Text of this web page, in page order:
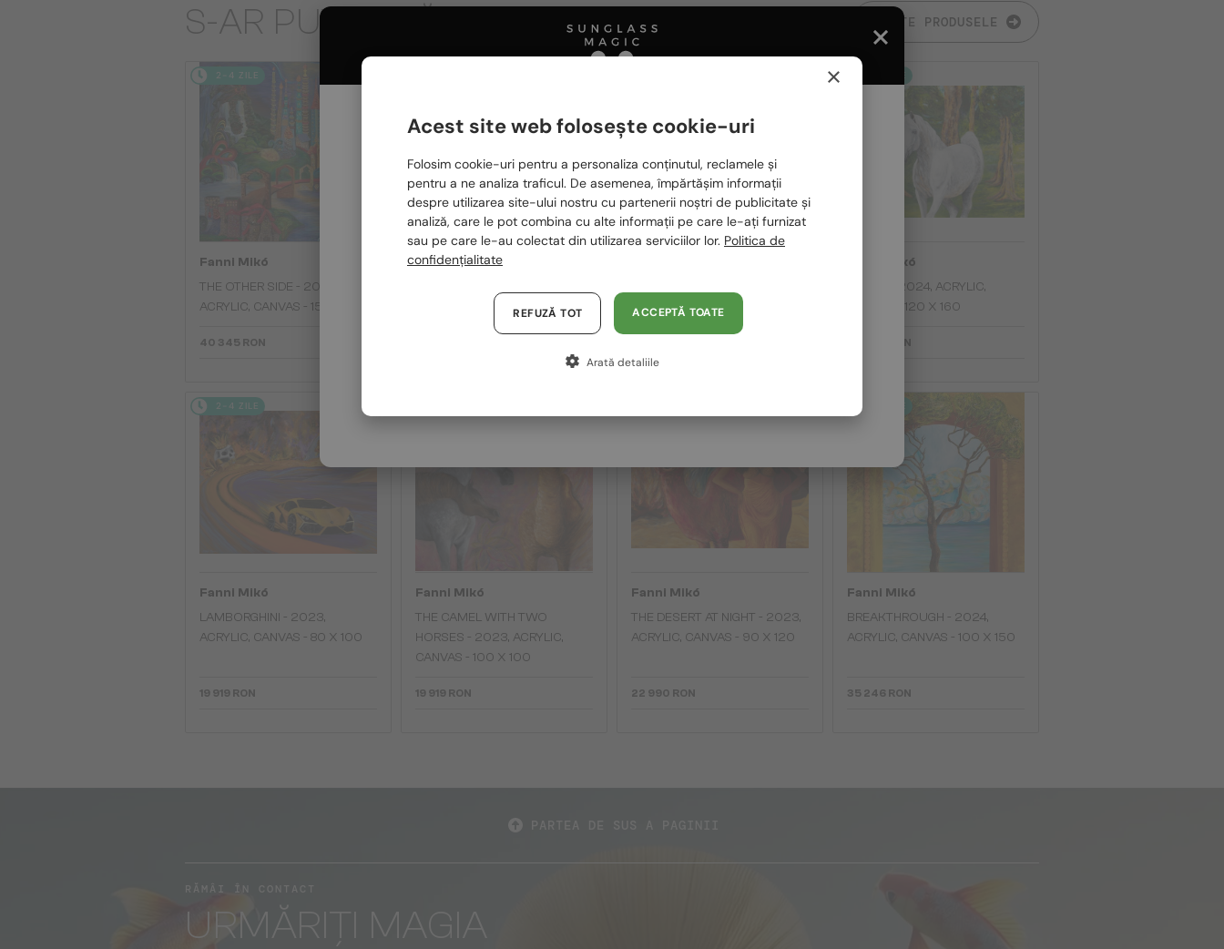
S-AR PUTEA SĂ FIȚI INTERESAȚI ȘI DE TOATE PRODUSELE
2-4 ZILE
Fanni Mikó
THE OTHER SIDE - 2024,
ACRYLIC, CANVAS - 150 x 100
40 345 RON
Fanni Mikó
ACRYLIC, CANVAS - 100 X 120
CANVAS - 100 X 100
Fanni Mikó
HORSE - 2024, ACRYLIC,
CANVAS - 120 X 160
22 990 RON
2-4 ZILE
Fanni Mikó
LAMBORGHINI - 2023,
ACRYLIC, CANVAS - 80 X 100
19 919 RON
Fanni Mikó
THE CAMEL WITH TWO
HORSES - 2023, ACRYLIC,
CANVAS - 100 X 100
19 919 RON
Fanni Mikó
THE DESERT AT NIGHT - 2023,
ACRYLIC, CANVAS - 90 X 120
22 990 RON
Fanni Mikó
BREAKTHROUGH - 2024,
ACRYLIC, CANVAS - 100 X 150
35 246 RON
RĂMÂI ÎN CONTACT
URMĂRIȚI MAGIA
Te rugăm să alegi din listă țara potrivită pentru tine:
România / RO
Polska / PL
Magyarország / HU
Austria / AT
×
Acest site web folosește cookie-uri
Folosim cookie-uri pentru a personaliza conținutul, reclamele și
pentru a ne analiza traficul. De asemenea, împărtășim informații
despre utilizarea site-ului nostru cu partenerii noștri de publicitate și
analiză, care le pot combina cu alte informații pe care le-ați furnizat
sau pe care le-au colectat din utilizarea serviciilor lor. Politica de
confidențialitate
ACCEPTĂ TOATE
REFUZĂ TOT
Arată detaliile